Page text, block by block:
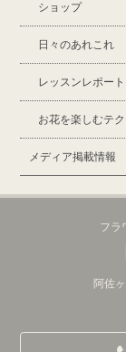
ショップ
日々のあれこれ
レッスンレポート
お花を楽しむテ
メディア掲載情報
フラ
阿佐